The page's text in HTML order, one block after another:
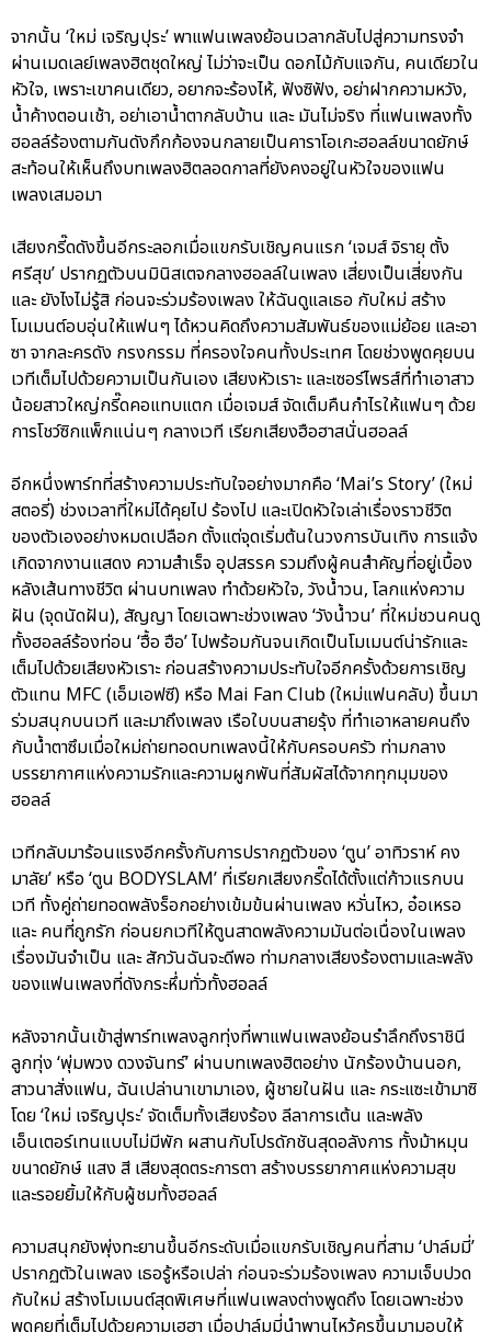
จากนั้น ‘ใหม่ เจริญปุระ’ พาแฟนเพลงย้อนเวลากลับไปสู่ความทรงจำ
ผ่านเมดเลย์เพลงฮิตชุดใหญ่ ไม่ว่าจะเป็น ดอกไม้กับแจกัน, คนเดียวใน
หัวใจ, เพราะเขาคนเดียว, อยากจะร้องไห้, ฟังซิฟัง, อย่าฝากความหวัง,
น้ำค้างตอนเช้า, อย่าเอาน้ำตากลับบ้าน และ มันไม่จริง ที่แฟนเพลงทั้ง
ฮอลล์ร้องตามกันดังกึกก้องจนกลายเป็นคาราโอเกะฮอลล์ขนาดยักษ์
สะท้อนให้เห็นถึงบทเพลงฮิตลอดกาลที่ยังคงอยู่ในหัวใจของแฟน
เพลงเสมอมา
เสียงกรี๊ดดังขึ้นอีกระลอกเมื่อแขกรับเชิญคนแรก ‘เจมส์ จิรายุ ตั้ง
ศรีสุข’ ปรากฏตัวบนมินิสเตจกลางฮอลล์ในเพลง เสี่ยงเป็นเสี่ยงกัน
และ ยังไงไม่รู้สิ ก่อนจะร่วมร้องเพลง ให้ฉันดูแลเธอ กับใหม่ สร้าง
โมเมนต์อบอุ่นให้แฟนๆ ได้หวนคิดถึงความสัมพันธ์ของแม่ย้อย และอา
ซา จากละครดัง กรงกรรม ที่ครองใจคนทั้งประเทศ โดยช่วงพูดคุยบน
เวทีเต็มไปด้วยความเป็นกันเอง เสียงหัวเราะ และเซอร์ไพรส์ที่ทำเอาสาว
น้อยสาวใหญ่กรี๊ดคอแทบแตก เมื่อเจมส์ จัดเต็มคืนกำไรให้แฟนๆ ด้วย
การโชว์ซิกแพ็กแน่นๆ กลางเวที เรียกเสียงฮือฮาสนั่นฮอลล์
อีกหนึ่งพาร์ทที่สร้างความประทับใจอย่างมากคือ ‘Mai’s Story’ (ใหม่
สตอรี่) ช่วงเวลาที่ใหม่ได้คุยไป ร้องไป และเปิดหัวใจเล่าเรื่องราวชีวิต
ของตัวเองอย่างหมดเปลือก ตั้งแต่จุดเริ่มต้นในวงการบันเทิง การแจ้ง
เกิดจากงานแสดง ความสำเร็จ อุปสรรค รวมถึงผู้คนสำคัญที่อยู่เบื้อง
หลังเส้นทางชีวิต ผ่านบทเพลง ทำด้วยหัวใจ, วังน้ำวน, โลกแห่งความ
ฝัน (จุดนัดฝัน), สัญญา โดยเฉพาะช่วงเพลง ‘วังน้ำวน’ ที่ใหม่ชวนคนดู
ทั้งฮอลล์ร้องท่อน ‘ฮื้อ ฮือ’ ไปพร้อมกันจนเกิดเป็นโมเมนต์น่ารักและ
เต็มไปด้วยเสียงหัวเราะ ก่อนสร้างความประทับใจอีกครั้งด้วยการเชิญ
ตัวแทน MFC (เอ็มเอฟซี) หรือ Mai Fan Club (ใหม่แฟนคลับ) ขึ้นมา
ร่วมสนุกบนเวที และมาถึงเพลง เรือใบบนสายรุ้ง ที่ทำเอาหลายคนถึง
กับน้ำตาซึมเมื่อใหม่ถ่ายทอดบทเพลงนี้ให้กับครอบครัว ท่ามกลาง
บรรยากาศแห่งความรักและความผูกพันที่สัมผัสได้จากทุกมุมของ
ฮอลล์
เวทีกลับมาร้อนแรงอีกครั้งกับการปรากฏตัวของ ‘ตูน’ อาทิวราห์ คง
มาลัย’ หรือ ‘ตูน BODYSLAM’ ที่เรียกเสียงกรี๊ดได้ตั้งแต่ก้าวแรกบน
เวที ทั้งคู่ถ่ายทอดพลังร็อกอย่างเข้มข้นผ่านเพลง หวั่นไหว, อ๋อเหรอ
และ คนที่ถูกรัก ก่อนยกเวทีให้ตูนสาดพลังความมันต่อเนื่องในเพลง
เรื่องมันจำเป็น และ สักวันฉันจะดีพอ ท่ามกลางเสียงร้องตามและพลัง
ของแฟนเพลงที่ดังกระหึ่มทั่วทั้งฮอลล์
หลังจากนั้นเข้าสู่พาร์ทเพลงลูกทุ่งที่พาแฟนเพลงย้อนรำลึกถึงราชินี
ลูกทุ่ง ‘พุ่มพวง ดวงจันทร์’ ผ่านบทเพลงฮิตอย่าง นักร้องบ้านนอก,
สาวนาสั่งแฟน, ฉันเปล่านาเขามาเอง, ผู้ชายในฝัน และ กระแซะเข้ามาซิ
โดย ‘ใหม่ เจริญปุระ’ จัดเต็มทั้งเสียงร้อง ลีลาการเต้น และพลัง
เอ็นเตอร์เทนแบบไม่มีพัก ผสานกับโปรดักชันสุดอลังการ ทั้งม้าหมุน
ขนาดยักษ์ แสง สี เสียงสุดตระการตา สร้างบรรยากาศแห่งความสุข
และรอยยิ้มให้กับผู้ชมทั้งฮอลล์
ความสนุกยังพุ่งทะยานขึ้นอีกระดับเมื่อแขกรับเชิญคนที่สาม ‘ปาล์มมี่’
ปรากฏตัวในเพลง เธอรู้หรือเปล่า ก่อนจะร่วมร้องเพลง ความเจ็บปวด
กับใหม่ สร้างโมเมนต์สุดพิเศษที่แฟนเพลงต่างพูดถึง โดยเฉพาะช่วง
พูดคุยที่เต็มไปด้วยความเฮฮา เมื่อปาล์มมี่นำพานไหว้ครูขึ้นมามอบให้